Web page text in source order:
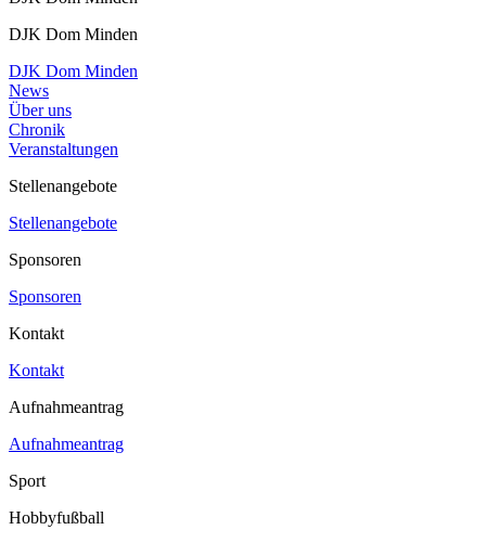
DJK Dom Minden
DJK Dom Minden
News
Über uns
Chronik
Veranstaltungen
Stellenangebote
Stellenangebote
Sponsoren
Sponsoren
Kontakt
Kontakt
Aufnahmeantrag
Aufnahmeantrag
Sport
Hobbyfußball